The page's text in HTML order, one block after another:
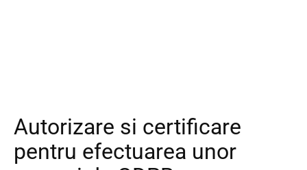
Autorizare si certificare
pentru efectuarea unor